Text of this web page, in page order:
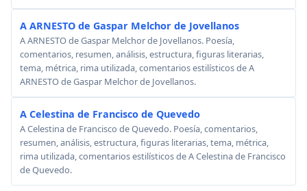
A ARNESTO de Gaspar Melchor de Jovellanos
A ARNESTO de Gaspar Melchor de Jovellanos. Poesía,
comentarios, resumen, análisis, estructura, figuras literarias,
tema, métrica, rima utilizada, comentarios estilísticos de A
ARNESTO de Gaspar Melchor de Jovellanos.
A Celestina de Francisco de Quevedo
A Celestina de Francisco de Quevedo. Poesía, comentarios,
resumen, análisis, estructura, figuras literarias, tema, métrica,
rima utilizada, comentarios estilísticos de A Celestina de Francisco
de Quevedo.